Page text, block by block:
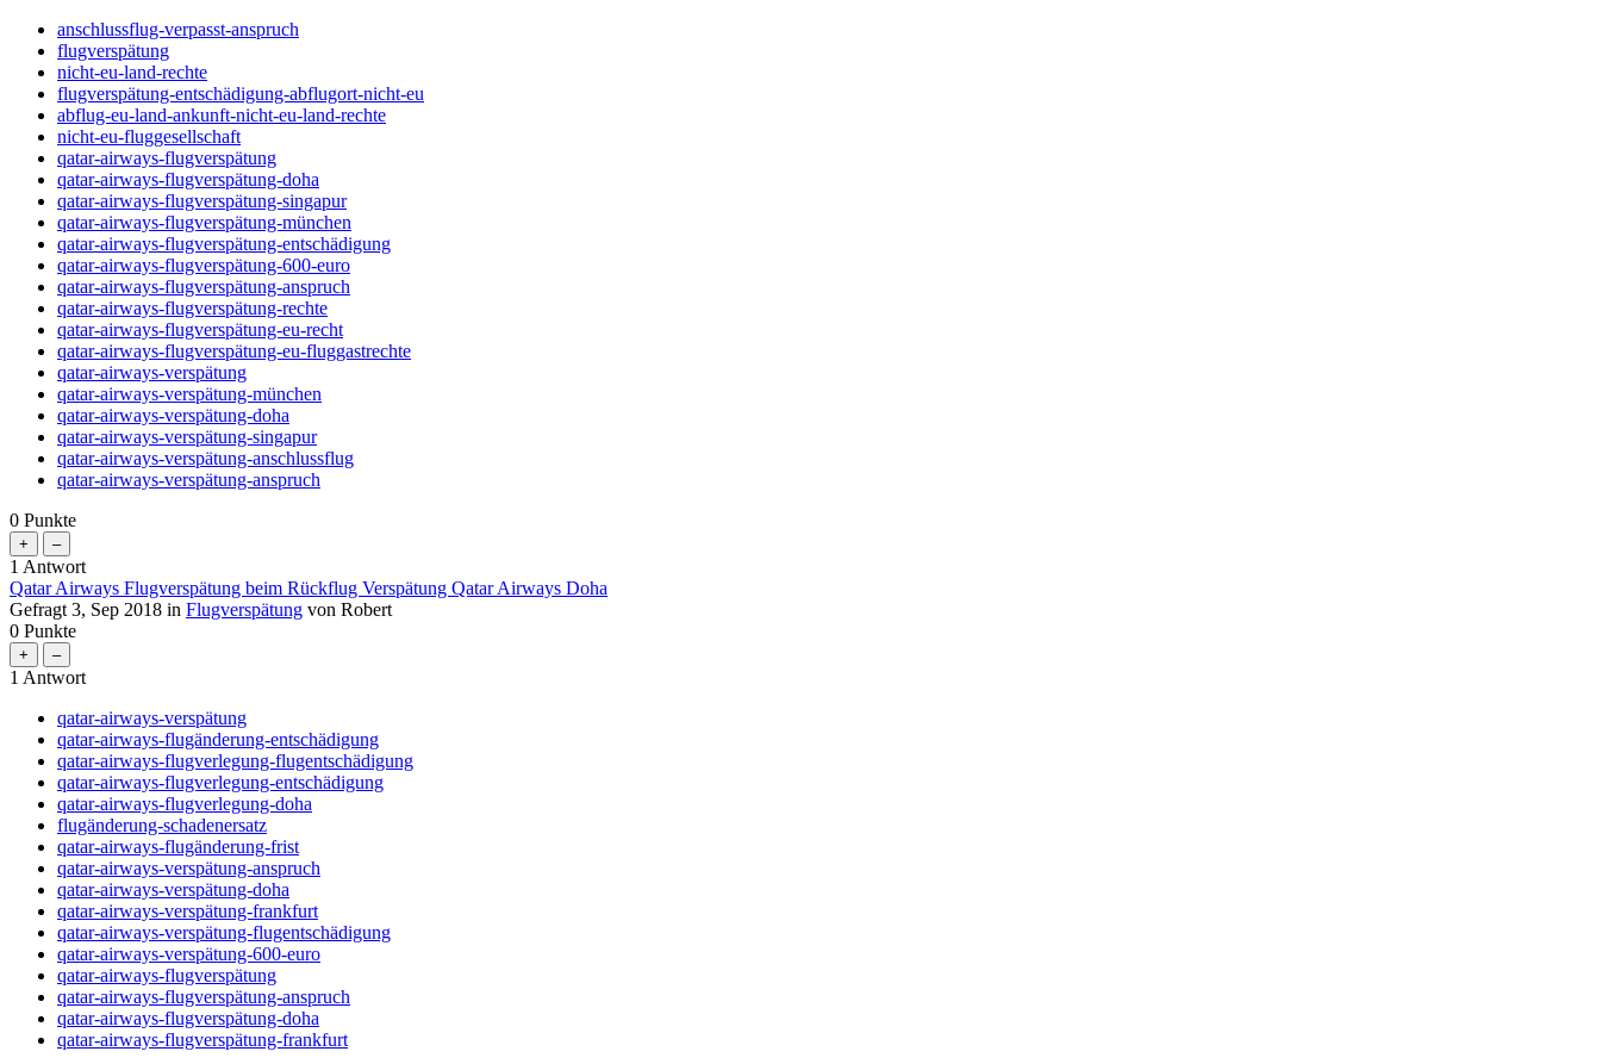
anschlussflug-verpasst-anspruch
flugverspätung
nicht-eu-land-rechte
flugverspätung-entschädigung-abflugort-nicht-eu
abflug-eu-land-ankunft-nicht-eu-land-rechte
nicht-eu-fluggesellschaft
qatar-airways-flugverspätung
qatar-airways-flugverspätung-doha
qatar-airways-flugverspätung-singapur
qatar-airways-flugverspätung-münchen
qatar-airways-flugverspätung-entschädigung
qatar-airways-flugverspätung-600-euro
qatar-airways-flugverspätung-anspruch
qatar-airways-flugverspätung-rechte
qatar-airways-flugverspätung-eu-recht
qatar-airways-flugverspätung-eu-fluggastrechte
qatar-airways-verspätung
qatar-airways-verspätung-münchen
qatar-airways-verspätung-doha
qatar-airways-verspätung-singapur
qatar-airways-verspätung-anschlussflug
qatar-airways-verspätung-anspruch
0 Punkte
1 Antwort
Qatar Airways Flugverspätung beim Rückflug Verspätung Qatar Airways Doha
Gefragt 3, Sep 2018 in Flugverspätung von Robert
0 Punkte
1 Antwort
qatar-airways-verspätung
qatar-airways-flugänderung-entschädigung
qatar-airways-flugverlegung-flugentschädigung
qatar-airways-flugverlegung-entschädigung
qatar-airways-flugverlegung-doha
flugänderung-schadenersatz
qatar-airways-flugänderung-frist
qatar-airways-verspätung-anspruch
qatar-airways-verspätung-doha
qatar-airways-verspätung-frankfurt
qatar-airways-verspätung-flugentschädigung
qatar-airways-verspätung-600-euro
qatar-airways-flugverspätung
qatar-airways-flugverspätung-anspruch
qatar-airways-flugverspätung-doha
qatar-airways-flugverspätung-frankfurt